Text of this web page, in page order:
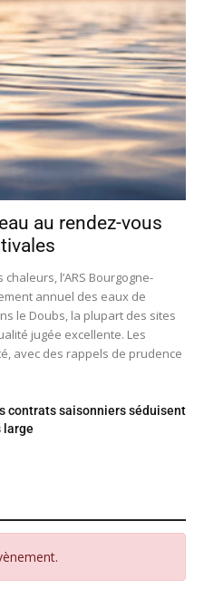
au rendez-vous
l’ARS Bourgogne-
annuel des eaux de
le Doubs, la plupart des sites
jugée excellente. Les
avec des rappels de prudence
contrats saisonniers séduisent
large